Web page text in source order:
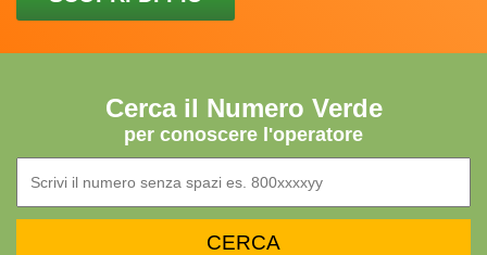
Cerca il Numero Verde
per conoscere l'operatore